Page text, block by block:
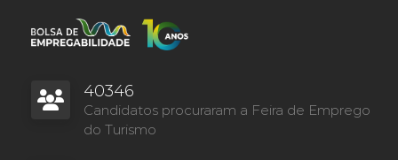
40346
Candidatos procuraram a Feira de Emprego
do Turismo